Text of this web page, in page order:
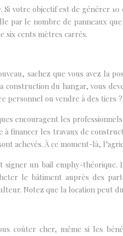
votre objectif est de générer
le nombre de panneaux
six cents mètres carrés.
sachez que vous avez la
du hangar, vous
personnel ou vendre à des tiers ?
encouragent les
financer les travaux de
achevés. À ce moment-là,
un bail emphy-théorique.
le bâtiment auprès des
Notez que la location peut
coûter cher, même si les